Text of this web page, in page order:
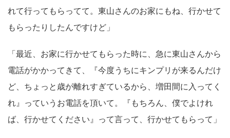
れて行ってもらってて。東山さんのお家にもね、行かせて
もらったりしたんですけど」
「最近、お家に行かせてもらった時に、急に東山さんから
電話がかかってきて、『今度うちにキンプリが来るんだけ
ど、ちょっと歳が離れすぎているから、増田間に入ってく
れ』っていうお電話を頂いて。『もちろん、僕でよけれ
ば、行かせてください』って言って、行かせてもらって」